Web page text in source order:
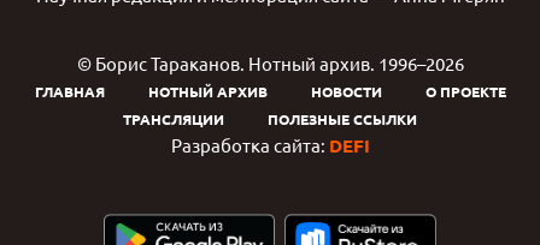
© Борис Тараканов. Нотный архив. 1996–2026
ГЛАВНАЯ НОТНЫЙ АРХИВ НОВОСТИ
О ПРОЕКТЕ
ТРАНСЛЯЦИИ
ПОЛЕЗНЫЕ ССЫЛКИ
Разработка сайта: DEFI